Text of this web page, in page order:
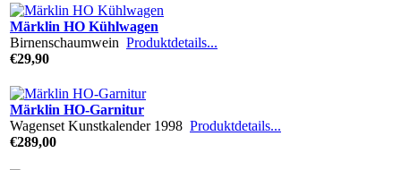
Märklin HO Kühlwagen
Birnenschaumwein Produktdetails...
€29,90
Märklin HO-Garnitur
Wagenset Kunstkalender 1998 Produktdetails...
€289,00